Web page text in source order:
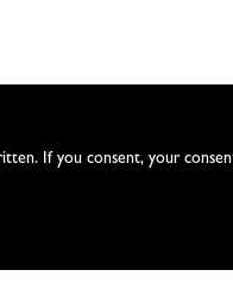
If you consent, your